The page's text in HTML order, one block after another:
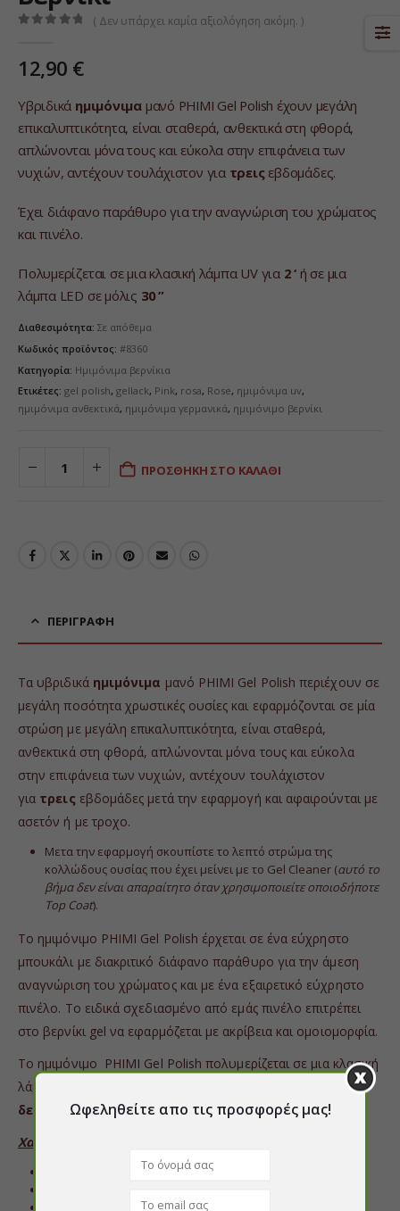
( Δεν υπάρχει καμία αξιολόγηση ακόμη. )
12,90 €
Υβριδικά ημιμόνιμα μανό PHIMI Gel Polish έχουν μεγάλη
επικαλυπτικότητα, είναι σταθερά, ανθεκτικά στη φθορά,
απλώνονται μόνα τους και εύκολα στην επιφάνεια των
νυχιών, αντέχουν τουλάχιστον για τρειςεβδομάδες.
Έχει διάφανο παράθυρο για την αναγνώριση του χρώματος
και πινέλο.
Πολυμερίζεται σε μια κλασική λάμπα UV για 2 ‘ ή σε μια
λάμπα LED σε μόλις 30 ”
Διαθεσιμότητα: Σε απόθεμα
Κωδικός προϊόντος: #8360
Κατηγορία: Ημιμόνιμα βερνίκια
Ετικέτες: gel polish, gellack, Pink, rosa, Rose, ημιμόνιμα uv,
ημιμόνιμα ανθεκτικά, ημιμόνιμα γερμανικά, ημιμόνιμο βερνίκι
ΠΡΟΣΘΉΚΗ ΣΤΟ ΚΑΛΆΘΙ
ΠΕΡΙΓΡΑΦΉ
Τα υβριδικά ημιμόνιμα μανό PHIMI Gel Polish περιέχουν σε
μεγάλη ποσότητα χρωστικές ουσίες και εφαρμόζονται σε μία
στρώση με μεγάλη επικαλυπτικότητα, είναι σταθερά,
ανθεκτικά στη φθορά, απλώνονται μόνα τους και εύκολα
στην επιφάνεια των νυχιών, αντέχουν τουλάχιστον
για τρεις εβδομάδες μετά την εφαρμογή και αφαιρούνται με
ασετόν ή με τροχο.
Μετα την εφαρμογή σκουπίστε το λεπτό στρώμα της
κολλώδους ουσίας που έχει μείνει με το Gel Cleaner (αυτό το
βήμα δεν είναι απαραίτητο όταν χρησιμοποιείτε οποιοδήποτε
Top Coat).
Το ημιμόνιμο PHIMI Gel Polish έρχεται σε ένα εύχρηστο
μπουκάλι με διακριτικό διάφανο παράθυρο για την άμεση
αναγνώριση του χρώματος και με ένα εξαιρετικό εύχρηστο
πινέλο. Το ειδικά σχεδιασμένο από εμάς πινέλο επιτρέπει
στο βερνίκι gel να εφαρμόζεται με ακρίβεια και ομοιομορφία.
Το ημιμόνιμο PHIMI Gel Polish πολυμερίζεται σε μια κλασική
λάμπα UV για
δευτερόλεπτα.
Χαρακτηριστικά:
Ελάχιστη διάρκεια 3 εβδομάδων
Είναι ανθεκτικό στις γρατσουνιές και στα χτυπήματα
Ωφεληθείτε απο τις προσφορές μας!